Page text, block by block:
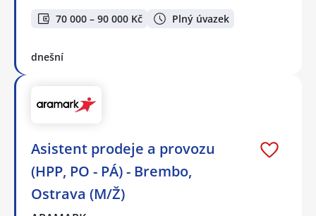
70 000 – 90 000 Kč Plný úvazek
dnešní
Asistent prodeje a provozu
(HPP, PO - PÁ) - Brembo,
Ostrava (M/Ž)